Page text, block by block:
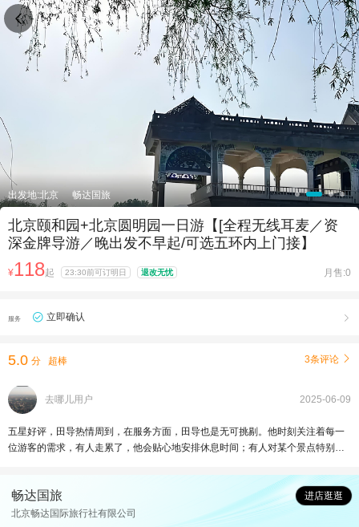
出发地:北京 畅达国旅
北京颐和园+北京圆明园一日游【[全程无线耳麦／资
深金牌导游／晚出发不早起/可选五环内上门接】
¥118起 23:30前可订明日 退改无忧 月售:0
服务 立即确认 
5.0 分 超棒 3条评论 
去哪儿用户 2025-06-09
五星好评，田导热情周到，在服务方面，田导也是无可挑剔。他时刻关注着每一
位游客的需求，有人走累了，他会贴心地安排休息时间；有人对某个景点特别感
畅达国旅
进店逛逛
北京畅达国际旅行社有限公司
